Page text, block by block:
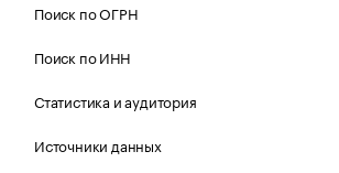
Поиск по ОГРН
Поиск по ИНН
Статистика и аудитория
Источники данных